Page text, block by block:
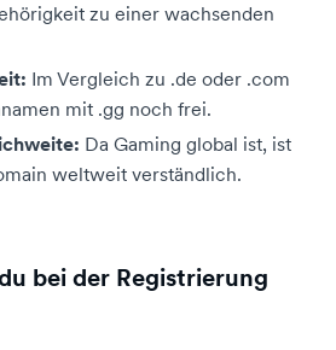
zu einer wachsenden
Im Vergleich zu .de oder .com
mit .gg noch frei.
Da Gaming global ist, ist
weltweit verständlich.
bei der Registrierung